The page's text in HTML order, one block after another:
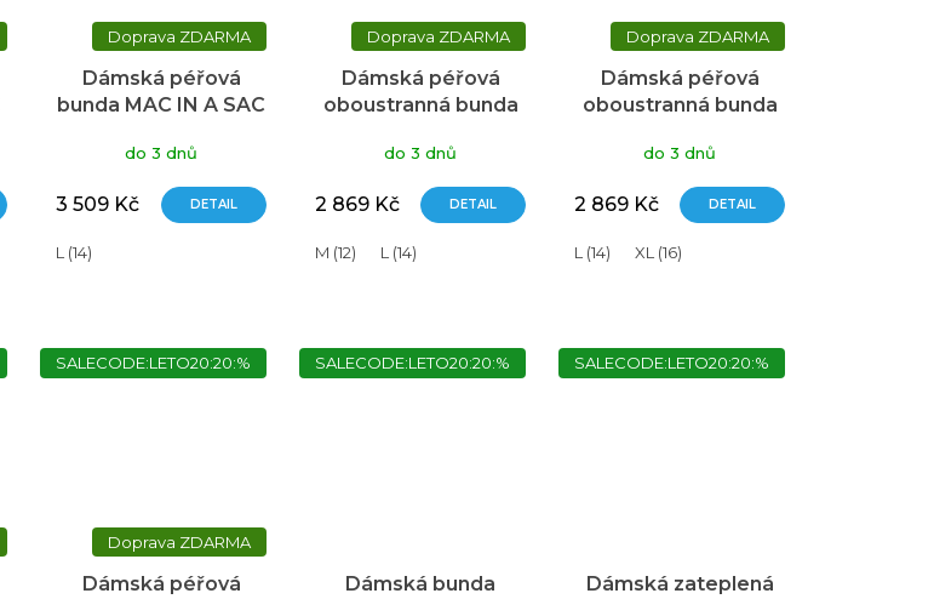
ZDARMA
Dámská péřová
bunda MAC IN A SAC
do 3 dnů
3 509 Kč DETAIL
L (14)
ZDARMA
Dámská péřová
oboustranná bunda
fuchsia/navy Ws
do 3 dnů
2 869 Kč DETAIL
M (12) L (14)
ZDARMA
Dámská péřová
oboustranná bunda
Navy/Mustard Ws
do 3 dnů
2 869 Kč DETAIL
L (14) XL (16)
SALECODE:LETO20:20:%
ZDARMA
Dámská péřová
SALECODE:LETO20:20:%
Dámská bunda
SALECODE:LETO20:20:%
Dámská zateplená